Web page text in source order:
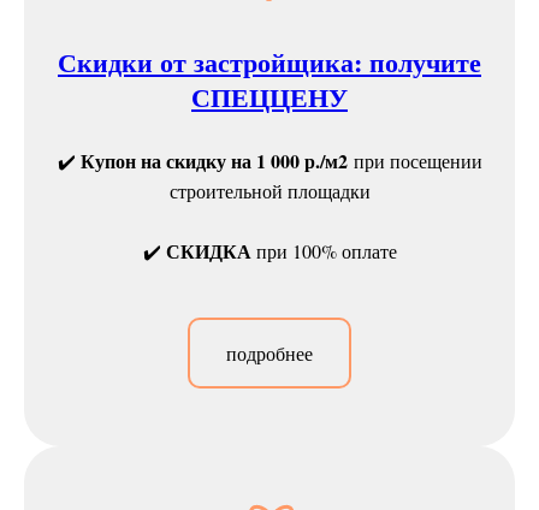
Скидки от застройщика: получите
СПЕЦЦЕНУ
✔️ Купон на скидку на 1 000 р./м2при посещении
строительной площадки
✔️ СКИДКАпри 100% оплате
подробнее